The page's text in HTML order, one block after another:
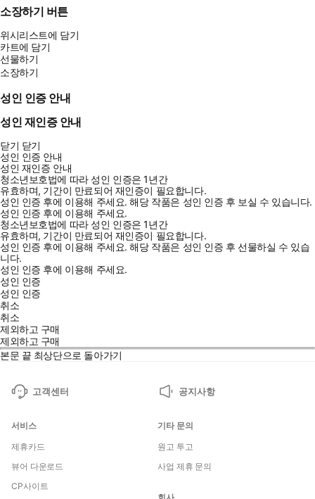
소장하기 버튼
위시리스트에 담기
카트에 담기
선물하기
소장하기
성인 인증 안내
성인 재인증 안내
닫기 닫기
성인 인증 안내
성인 재인증 안내
청소년보호법에 따라 성인 인증은 1년간
유효하며, 기간이 만료되어 재인증이 필요합니다.
성인 인증 후에 이용해 주세요.해당 작품은 성인 인증 후 보실 수 있습니다.
성인 인증 후에 이용해 주세요.
청소년보호법에 따라 성인 인증은 1년간
유효하며, 기간이 만료되어 재인증이 필요합니다.
성인 인증 후에 이용해 주세요.해당 작품은 성인 인증 후 선물하실 수 있습
니다.
성인 인증 후에 이용해 주세요.
성인 인증
성인 인증
취소
취소
제외하고 구매
제외하고 구매
본문 끝 최상단으로 돌아가기
고객센터 공지사항
서비스
제휴카드
뷰어 다운로드
CP사이트
기타 문의
원고 투고
사업 제휴 문의